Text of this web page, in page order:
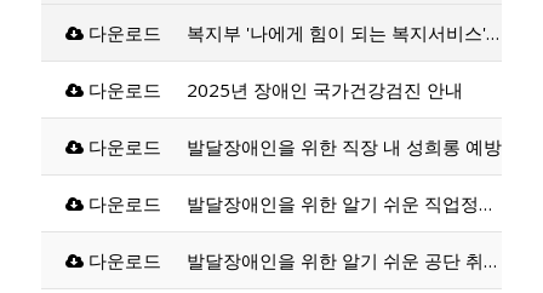
다운로드 복지부 '나에게 힘이 되는 복지서비스' 안내서 발간
다운로드 2025년 장애인 국가건강검진 안내
다운로드 발달장애인을 위한 직장 내 성희롱 예방
다운로드 발달장애인을 위한 알기 쉬운 직업정보서
다운로드 발달장애인을 위한 알기 쉬운 공단 취업지원서비스 안내서